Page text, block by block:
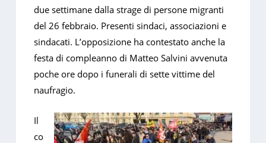
due settimane dalla strage di persone migranti
del 26 febbraio. Presenti sindaci, associazioni e
sindacati. L’opposizione ha contestato anche la
festa di compleanno di Matteo Salvini avvenuta
poche ore dopo i funerali di sette vittime del
naufragio.
Il
co